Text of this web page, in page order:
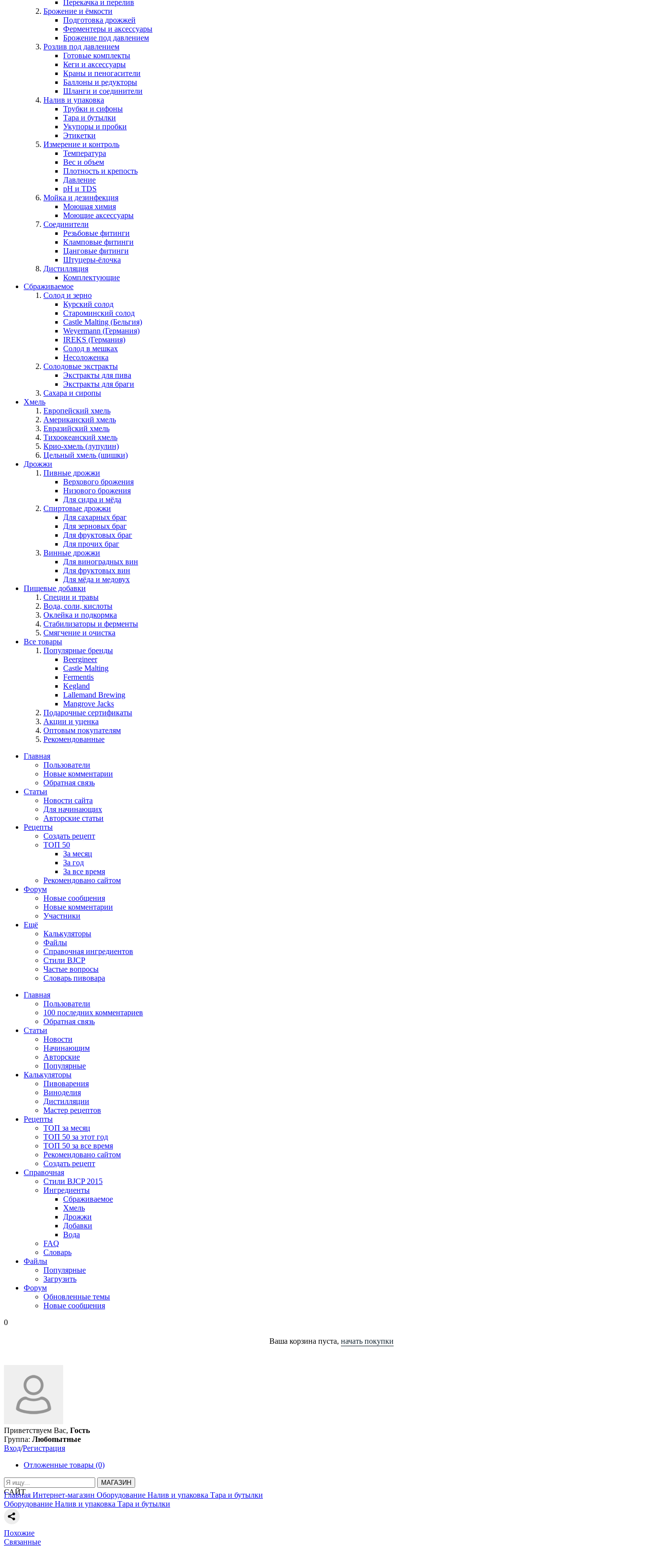
Перекачка и перелив
Брожение и ёмкости
Подготовка дрожжей
Ферментеры и аксессуары
Брожение под давлением
Розлив под давлением
Готовые комплекты
Кеги и аксессуары
Краны и пеногасители
Баллоны и редукторы
Шланги и соединители
Налив и упаковка
Трубки и сифоны
Тара и бутылки
Укупоры и пробки
Этикетки
Измерение и контроль
Температура
Вес и объем
Плотность и крепость
Давление
pH и TDS
Мойка и дезинфекция
Моющая химия
Моющие аксессуары
Соединители
Резьбовые фитинги
Кламповые фитинги
Цанговые фитинги
Штуцеры-ёлочка
Дистилляция
Комплектующие
Сбраживаемое
Солод и зерно
Курский солод
Староминский солод
Castle Malting (Бельгия)
Weyermann (Германия)
IREKS (Германия)
Солод в мешках
Несоложенка
Солодовые экстракты
Экстракты для пива
Экстракты для браги
Сахара и сиропы
Хмель
Европейский хмель
Американский хмель
Евразийский хмель
Тихоокеанский хмель
Крио-хмель (лупулин)
Цельный хмель (шишки)
Дрожжи
Пивные дрожжи
Верхового брожения
Низового брожения
Для сидра и мёда
Спиртовые дрожжи
Для сахарных браг
Для зерновых браг
Для фруктовых браг
Для прочих браг
Винные дрожжи
Для виноградных вин
Для фруктовых вин
Для мёда и медовух
Пищевые добавки
Специи и травы
Вода, соли, кислоты
Оклейка и подкормка
Стабилизаторы и ферменты
Смягчение и очистка
Все товары
Популярные бренды
Beergineer
Castle Malting
Fermentis
Kegland
Lallemand Brewing
Mangrove Jacks
Подарочные сертификаты
Акции и уценка
Оптовым покупателям
Рекомендованные
Главная
Пользователи
Новые комментарии
Обратная связь
Статьи
Новости сайта
Для начинающих
Авторские статьи
Рецепты
Создать рецепт
ТОП 50
За месяц
За год
За все время
Рекомендовано сайтом
Форум
Новые сообщения
Новые комментарии
Участники
Ещё
Калькуляторы
Файлы
Справочная ингредиентов
Стили BJCP
Частые вопросы
Словарь пивовара
Главная
Пользователи
100 последних комментариев
Обратная связь
Статьи
Новости
Начинающим
Авторские
Популярные
Калькуляторы
Пивоварения
Виноделия
Дистилляции
Мастер рецептов
Рецепты
ТОП за месяц
ТОП 50 за этот год
ТОП 50 за все время
Рекомендовано сайтом
Создать рецепт
Справочная
Стили BJCP 2015
Ингредиенты
Сбраживаемое
Хмель
Дрожжи
Добавки
Вода
FAQ
Словарь
Файлы
Популярные
Загрузить
Форум
Обновленные темы
Новые сообщения
0
Ваша корзина пуста, начать покупки
Приветствуем Вас, Гость
Группа: Любопытные
Вход/Регистрация
Отложенные товары (0)
МАГАЗИН
САЙТ
Главная Интернет-магазин Оборудование Налив и упаковка Тара и бутылки
Оборудование Налив и упаковка Тара и бутылки
Похожие
Связанные